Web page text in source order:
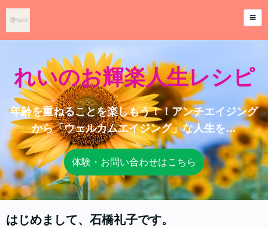
れいのお輝楽人生レシピ
年齢を重ねることを楽しもう！！アンチエイジング
から「ウェルカムエイジング」な人生を…
体験・お問い合わせはこちら
はじめまして、石橋礼子です。